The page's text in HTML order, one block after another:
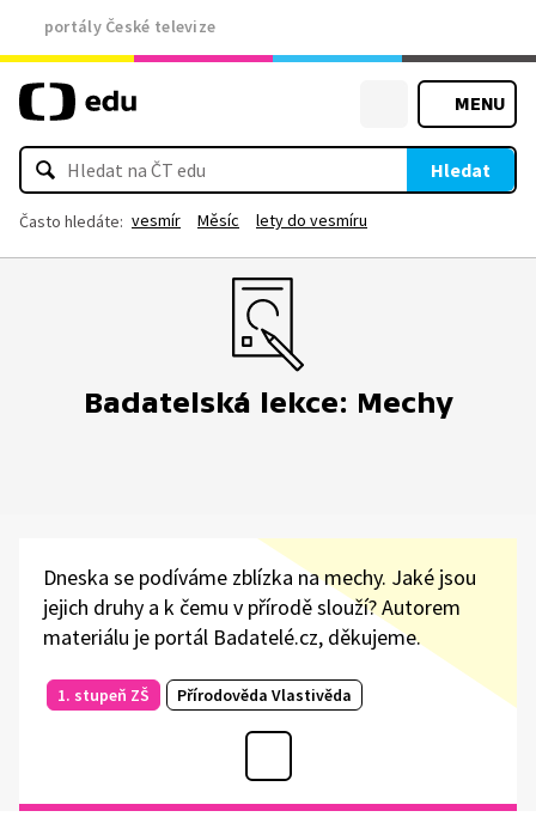
portály České televize
MENU
Hledat
Často hledáte: vesmír Měsíc lety do vesmíru
Badatelská lekce: Mechy
Dneska se podíváme zblízka na mechy. Jaké jsou
jejich druhy a k čemu v přírodě slouží? Autorem
materiálu je portál Badatelé.cz, děkujeme.
1. stupeň ZŠ Přírodověda Vlastivěda